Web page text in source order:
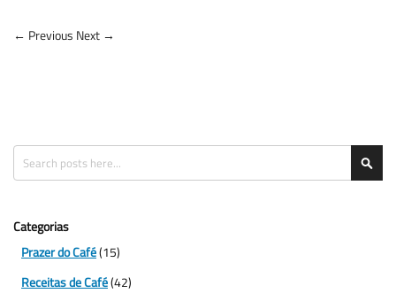
← Previous Next →
Search
Categorias
Prazer do Café(15)
Receitas de Café(42)